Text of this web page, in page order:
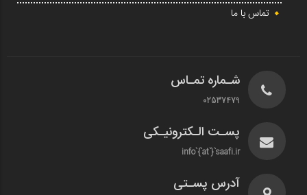
تماس با ما
شـماره تمـاس
02537479
پسـت الـکترونیـکی
info`{`at`}`saafi.ir
آدرس پسـتی